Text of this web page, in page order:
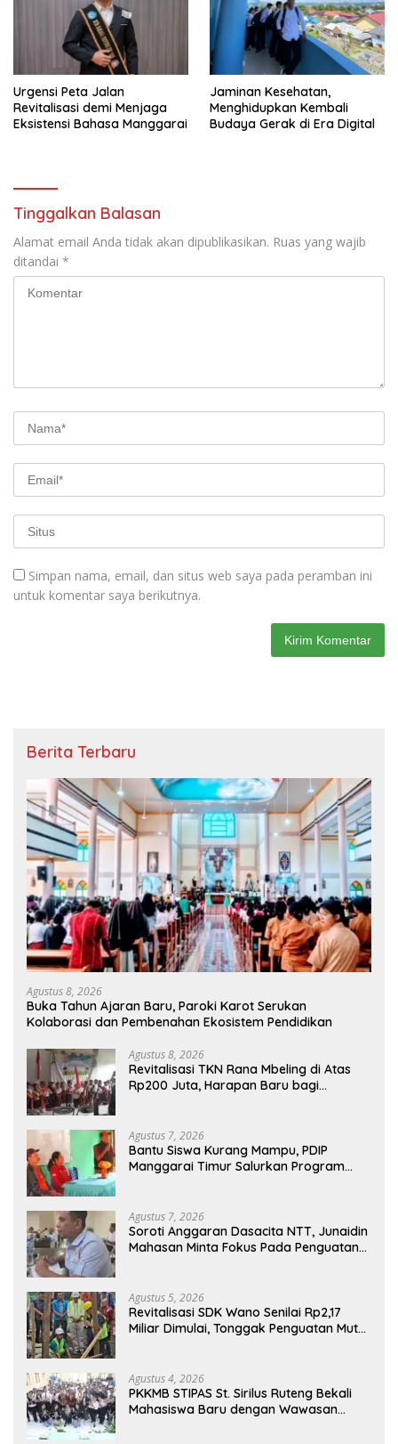
Urgensi Peta Jalan
Revitalisasi demi Menjaga
Eksistensi Bahasa Manggarai
Jaminan Kesehatan,
Menghidupkan Kembali
Budaya Gerak di Era Digital
Tinggalkan Balasan
Alamat email Anda tidak akan dipublikasikan. Ruas yang wajib
ditandai *
Simpan nama, email, dan situs web saya pada peramban ini
untuk komentar saya berikutnya.
Berita Terbaru
Agustus 8, 2026
Buka Tahun Ajaran Baru, Paroki Karot Serukan
Kolaborasi dan Pembenahan Ekosistem Pendidikan
Agustus 8, 2026
Revitalisasi TKN Rana Mbeling di Atas
Rp200 Juta, Harapan Baru bagi
Agustus 7, 2026
Bantu Siswa Kurang Mampu, PDIP
Manggarai Timur Salurkan Program
Agustus 7, 2026
Soroti Anggaran Dasacita NTT, Junaidin
Mahasan Minta Fokus Pada Penguatan
Agustus 5, 2026
Revitalisasi SDK Wano Senilai Rp2,17
Miliar Dimulai, Tonggak Penguatan Mutu
Agustus 4, 2026
PKKMB STIPAS St. Sirilus Ruteng Bekali
Mahasiswa Baru dengan Wawasan